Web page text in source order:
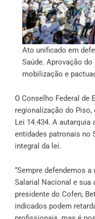
Ato unificado em
Saúde. Aprovação
mobilização e
O Conselho Federal de
regionalização do
Lei 14.434. A autarquia
entidades patronais no
integral da lei.
“Sempre defendemos
Salarial Nacional e sua
presidente do Cofen,
indicados podem